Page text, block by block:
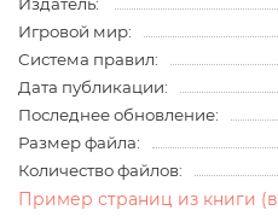
Игровой мир:
Система правил:
Дата публикации:
Последнее обновление:
Размер файла:
Количество файлов:
Пример страниц из книги